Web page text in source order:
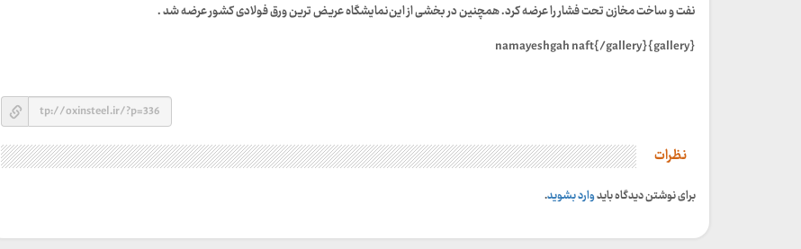
نفت و ساخت مخازن تحت فشار را عرضه کرد. همچنین در بخشی از این‌نمایشگاه عریض ترین ورق فولادی کشور عرضه شد .
{gallery}namayeshgah naft{/gallery}
نظرات
برای نوشتن دیدگاه بایدوارد بشوید.